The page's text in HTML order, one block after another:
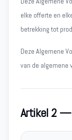
elke offerte en
betrekking tot
Deze Algemene
van de algemene
Artikel 2